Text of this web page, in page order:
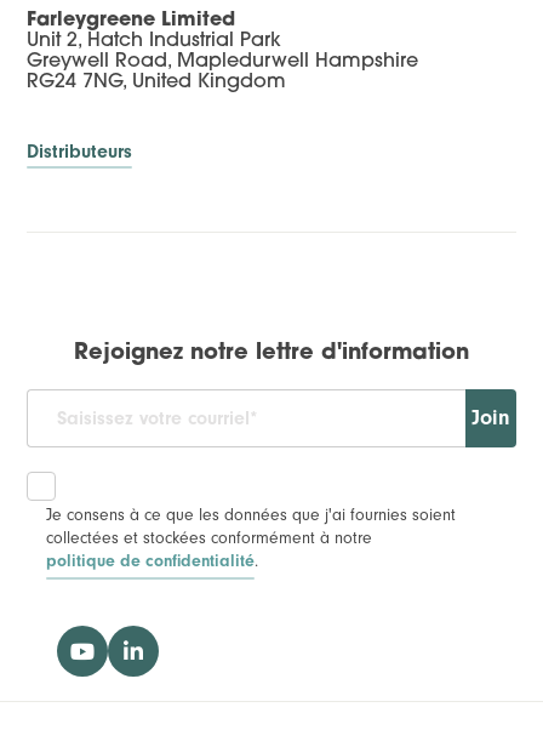
Farleygreene Limited
Unit 2, Hatch Industrial Park
Greywell Road, Mapledurwell Hampshire
RG24 7NG, United Kingdom
Distributeurs
Rejoignez notre lettre d'information
Join
Je consens à ce que les données que j'ai fournies soient
collectées et stockées conformément à notre
politique de confidentialité.